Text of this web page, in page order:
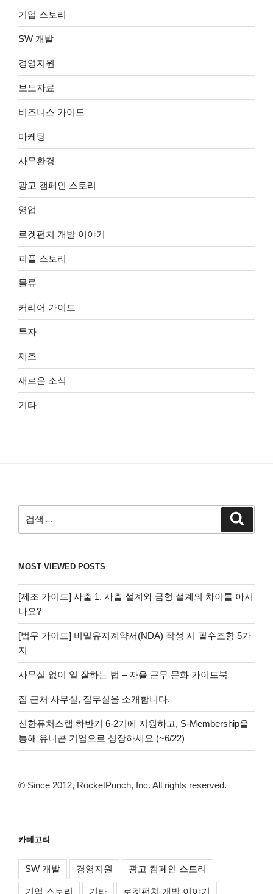
기업 스토리
SW 개발
경영지원
보도자료
비즈니스 가이드
마케팅
사무환경
광고 캠페인 스토리
영업
로켓펀치 개발 이야기
피플 스토리
물류
커리어 가이드
투자
제조
새로운 소식
기타
색:
MOST VIEWED POSTS
[제조 가이드] 사출 1. 사출 설계와 금형 설계의 차이를 아시
나요?
[법무 가이드] 비밀유지계약서(NDA) 작성 시 필수조항 5가
지
사무실 없이 일 잘하는 법 – 자율 근무 문화 가이드북
집 근처 사무실, 집무실을 소개합니다.
신한퓨처스랩 하반기 6-2기에 지원하고, S-Membership을
통해 유니콘 기업으로 성장하세요 (~6/22)
© Since 2012, RocketPunch, Inc. All rights reserved.
카테고리
SW 개발 경영지원 광고 캠페인 스토리
기업 스토리 기타 로켓펀치 개발 이야기